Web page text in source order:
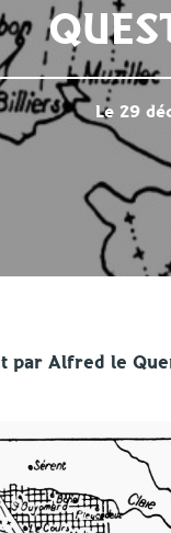
Le 29
Alfred le Quer